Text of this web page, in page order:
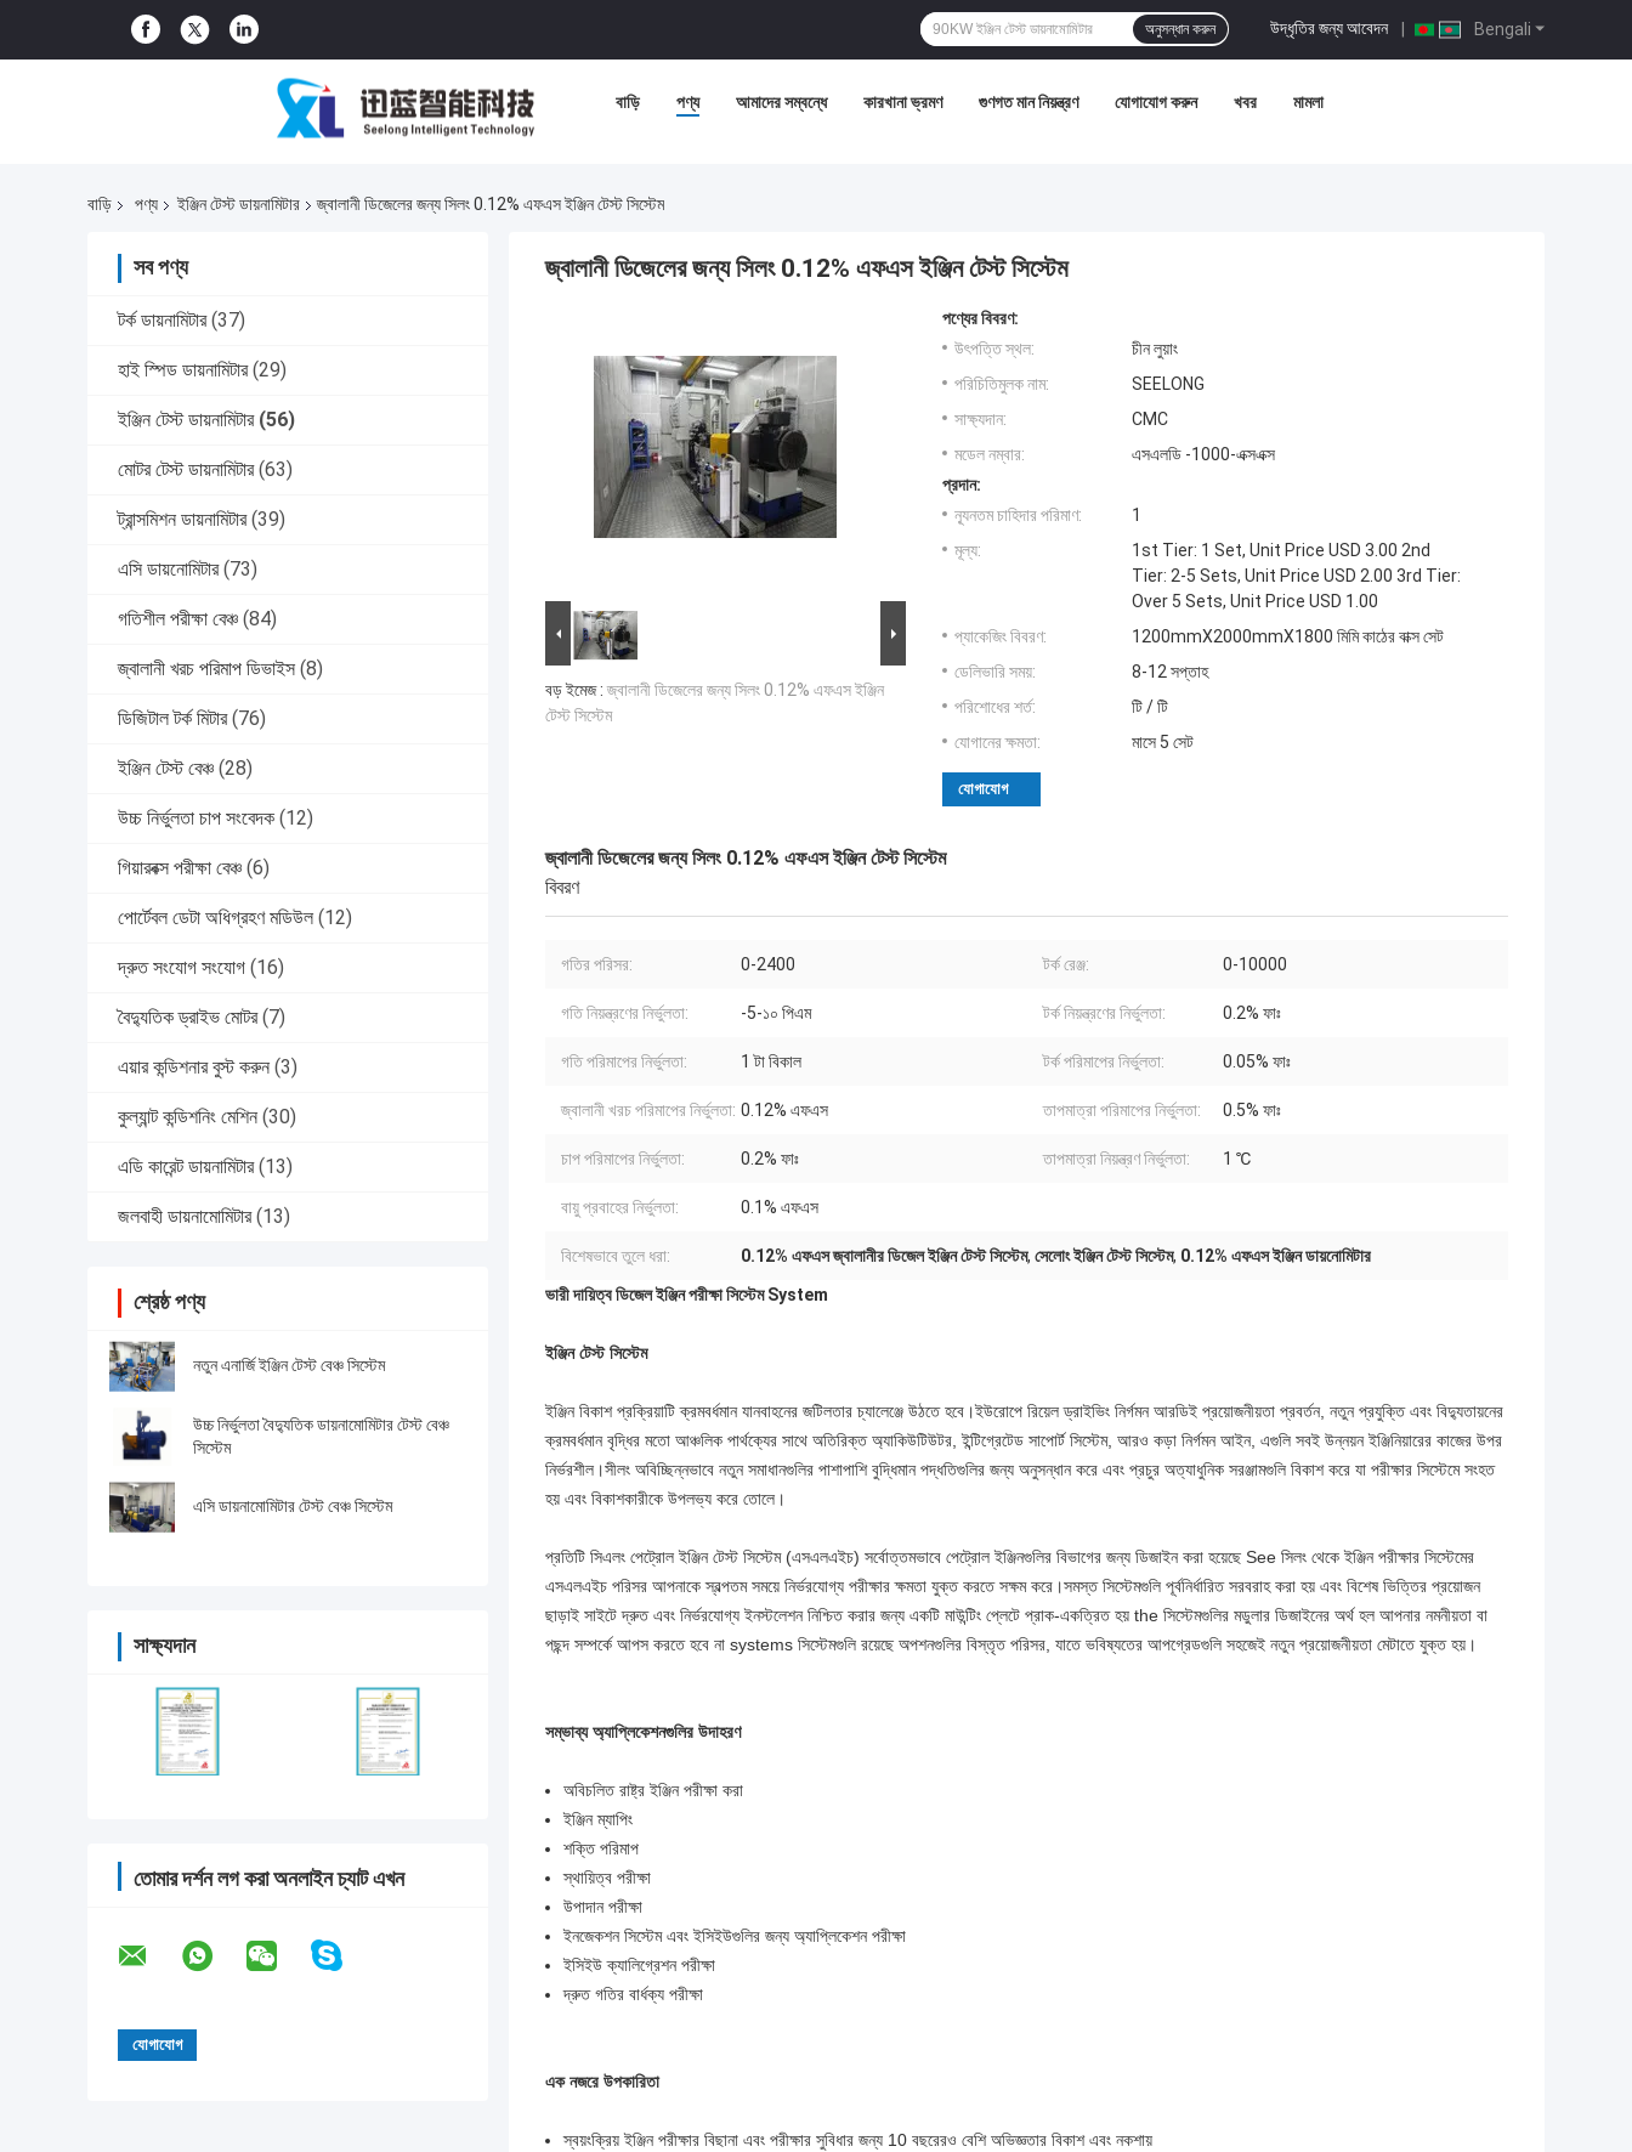
Bengali
উদ্ধৃতির জন্য আবেদন |
অনুসন্ধান করুন
বাড়ি পণ্য আমাদের সম্বন্ধে কারখানা ভ্রমণ গুণগত মান নিয়ন্ত্রণ যোগাযোগ করুন খবর মামলা
বাড়ি পণ্য ইঞ্জিন টেস্ট ডায়নামিটার জ্বালানী ডিজেলের জন্য সিলং 0.12% এফএস ইঞ্জিন টেস্ট সিস্টেম
সব পণ্য
টর্ক ডায়নামিটার (37)
হাই স্পিড ডায়নামিটার (29)
ইঞ্জিন টেস্ট ডায়নামিটার (56)
মোটর টেস্ট ডায়নামিটার (63)
ট্রান্সমিশন ডায়নামিটার (39)
এসি ডায়নোমিটার (73)
গতিশীল পরীক্ষা বেঞ্চ (84)
জ্বালানী খরচ পরিমাপ ডিভাইস (8)
ডিজিটাল টর্ক মিটার (76)
ইঞ্জিন টেস্ট বেঞ্চ (28)
উচ্চ নির্ভুলতা চাপ সংবেদক (12)
গিয়ারবক্স পরীক্ষা বেঞ্চ (6)
পোর্টেবল ডেটা অধিগ্রহণ মডিউল (12)
দ্রুত সংযোগ সংযোগ (16)
বৈদ্যুতিক ড্রাইভ মোটর (7)
এয়ার কন্ডিশনার বুস্ট করুন (3)
কুল্যান্ট কন্ডিশনিং মেশিন (30)
এডি কারেন্ট ডায়নামিটার (13)
জলবাহী ডায়নামোমিটার (13)
শ্রেষ্ঠ পণ্য
নতুন এনার্জি ইঞ্জিন টেস্ট বেঞ্চ সিস্টেম
উচ্চ নির্ভুলতা বৈদ্যুতিক ডায়নামোমিটার টেস্ট বেঞ্চ
সিস্টেম
এসি ডায়নামোমিটার টেস্ট বেঞ্চ সিস্টেম
সাক্ষ্যদান
তোমার দর্শন লগ করা অনলাইন চ্যাট এখন
জ্বালানী ডিজেলের জন্য সিলং 0.12% এফএস ইঞ্জিন টেস্ট সিস্টেম
বড় ইমেজ :জ্বালানী ডিজেলের জন্য সিলং 0.12% এফএস ইঞ্জিন
টেস্ট সিস্টেম
পণ্যের বিবরণ:
উৎপত্তি স্থল:
চীন লুয়াং
পরিচিতিমুলক নাম:
SEELONG
সাক্ষ্যদান:
CMC
মডেল নম্বার:
এসএলডি -1000-এক্সএক্স
প্রদান:
ন্যূনতম চাহিদার পরিমাণ:
1
মূল্য:
1st Tier: 1 Set, Unit Price USD 3.00 2nd
Tier: 2-5 Sets, Unit Price USD 2.00 3rd Tier:
Over 5 Sets, Unit Price USD 1.00
প্যাকেজিং বিবরণ:
1200mmX2000mmX1800 মিমি কাঠের বাক্স সেট
ডেলিভারি সময়:
8-12 সপ্তাহ
পরিশোধের শর্ত:
টি / টি
যোগানের ক্ষমতা:
মাসে 5 সেট
যোগাযোগ
জ্বালানী ডিজেলের জন্য সিলং 0.12% এফএস ইঞ্জিন টেস্ট সিস্টেম
বিবরণ
গতির পরিসর: 0-2400 টর্ক রেঞ্জ: 0-10000
গতি নিয়ন্ত্রণের নির্ভুলতা: -5-১০ পিএম টর্ক নিয়ন্ত্রণের নির্ভুলতা: 0.2% ফাঃ
গতি পরিমাপের নির্ভুলতা: 1 টা বিকাল টর্ক পরিমাপের নির্ভুলতা: 0.05% ফাঃ
জ্বালানী খরচ পরিমাপের নির্ভুলতা: 0.12% এফএস তাপমাত্রা পরিমাপের নির্ভুলতা: 0.5% ফাঃ
চাপ পরিমাপের নির্ভুলতা: 0.2% ফাঃ তাপমাত্রা নিয়ন্ত্রণ নির্ভুলতা: 1 ℃
বায়ু প্রবাহের নির্ভুলতা: 0.1% এফএস
বিশেষভাবে তুলে ধরা: 0.12% এফএস জ্বালানীর ডিজেল ইঞ্জিন টেস্ট সিস্টেম, সেলোং ইঞ্জিন টেস্ট সিস্টেম, 0.12% এফএস ইঞ্জিন ডায়নোমিটার
ভারী দায়িত্ব ডিজেল ইঞ্জিন পরীক্ষা সিস্টেম System
ইঞ্জিন টেস্ট সিস্টেম
ইঞ্জিন বিকাশ প্রক্রিয়াটি ক্রমবর্ধমান যানবাহনের জটিলতার চ্যালেঞ্জে উঠতে হবে।ইউরোপে রিয়েল ড্রাইভিং নির্গমন আরডিই প্রয়োজনীয়তা প্রবর্তন, নতুন প্রযুক্তি এবং বিদ্যুতায়নের
ক্রমবর্ধমান বৃদ্ধির মতো আঞ্চলিক পার্থক্যের সাথে অতিরিক্ত অ্যাকিউটিউটর, ইন্টিগ্রেটেড সাপোর্ট সিস্টেম, আরও কড়া নির্গমন আইন, এগুলি সবই উন্নয়ন ইঞ্জিনিয়ারের কাজের উপর
নির্ভরশীল।সীলং অবিচ্ছিন্নভাবে নতুন সমাধানগুলির পাশাপাশি বুদ্ধিমান পদ্ধতিগুলির জন্য অনুসন্ধান করে এবং প্রচুর অত্যাধুনিক সরঞ্জামগুলি বিকাশ করে যা পরীক্ষার সিস্টেমে সংহত
হয় এবং বিকাশকারীকে উপলভ্য করে তোলে।
প্রতিটি সিএলং পেট্রোল ইঞ্জিন টেস্ট সিস্টেম (এসএলএইচ) সর্বোত্তমভাবে পেট্রোল ইঞ্জিনগুলির বিভাগের জন্য ডিজাইন করা হয়েছে See সিলং থেকে ইঞ্জিন পরীক্ষার সিস্টেমের
এসএলএইচ পরিসর আপনাকে স্বল্পতম সময়ে নির্ভরযোগ্য পরীক্ষার ক্ষমতা যুক্ত করতে সক্ষম করে।সমস্ত সিস্টেমগুলি পূর্বনির্ধারিত সরবরাহ করা হয় এবং বিশেষ ভিত্তির প্রয়োজন
ছাড়াই সাইটে দ্রুত এবং নির্ভরযোগ্য ইনস্টলেশন নিশ্চিত করার জন্য একটি মাউন্টিং প্লেটে প্রাক-একত্রিত হয় the সিস্টেমগুলির মডুলার ডিজাইনের অর্থ হল আপনার নমনীয়তা বা
পছন্দ সম্পর্কে আপস করতে হবে না systems সিস্টেমগুলি রয়েছে অপশনগুলির বিস্তৃত পরিসর, যাতে ভবিষ্যতের আপগ্রেডগুলি সহজেই নতুন প্রয়োজনীয়তা মেটাতে যুক্ত হয়।
সম্ভাব্য অ্যাপ্লিকেশনগুলির উদাহরণ
অবিচলিত রাষ্ট্র ইঞ্জিন পরীক্ষা করা
ইঞ্জিন ম্যাপিং
শক্তি পরিমাপ
স্থায়িত্ব পরীক্ষা
উপাদান পরীক্ষা
ইনজেকশন সিস্টেম এবং ইসিইউগুলির জন্য অ্যাপ্লিকেশন পরীক্ষা
ইসিইউ ক্যালিগ্রেশন পরীক্ষা
দ্রুত গতির বার্ধক্য পরীক্ষা
এক নজরে উপকারিতা
স্বয়ংক্রিয় ইঞ্জিন পরীক্ষার বিছানা এবং পরীক্ষার সুবিধার জন্য 10 বছরেরও বেশি অভিজ্ঞতার বিকাশ এবং নকশায়